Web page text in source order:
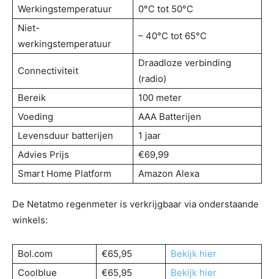
Werkingstemperatuur
0°C tot 50°C
Niet-
werkingstemperatuur
– 40°C tot 65°C
Connectiviteit
Draadloze verbinding
(radio)
Bereik
100 meter
Voeding
AAA Batterijen
Levensduur batterijen
1 jaar
Advies Prijs
€69,99
Smart Home Platform
Amazon Alexa
De Netatmo regenmeter is verkrijgbaar via onderstaande
winkels:
Bol.com €65,95
Bekijk hier
Coolblue
€65,95 Bekijk hier